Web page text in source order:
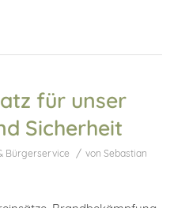
für unser
Sicherheit
Bürgerservice / von Sebastian